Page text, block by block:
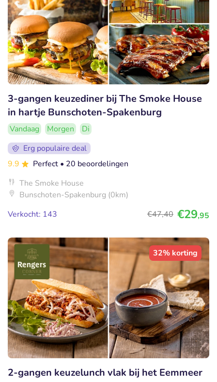
3-gangen keuzediner bij The Smoke House
in hartje Bunschoten-Spakenburg
Vandaag Morgen
Di
Erg populaire deal
9.9
Perfect • 20 beoordelingen
The Smoke House
Bunschoten-Spakenburg (0km)
Verkocht: 143
€47,40 €29,95
32% korting
2-gangen keuzelunch vlak bij het Eemmeer